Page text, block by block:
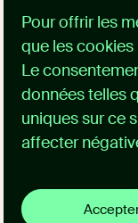
Pour offrir les
que les
Le
données telles
uniques sur ce
affecter